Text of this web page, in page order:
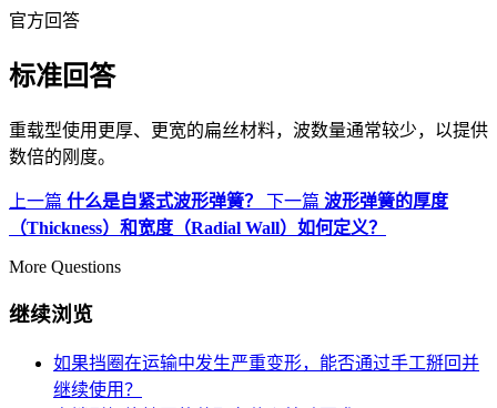
官方回答
标准回答
重载型使用更厚、更宽的扁丝材料，波数量通常较少，以提供
数倍的刚度。
上一篇 什么是自紧式波形弹簧？ 下一篇 波形弹簧的厚度
（Thickness）和宽度（Radial Wall）如何定义？
More Questions
继续浏览
如果挡圈在运输中发生严重变形，能否通过手工掰回并
继续使用？